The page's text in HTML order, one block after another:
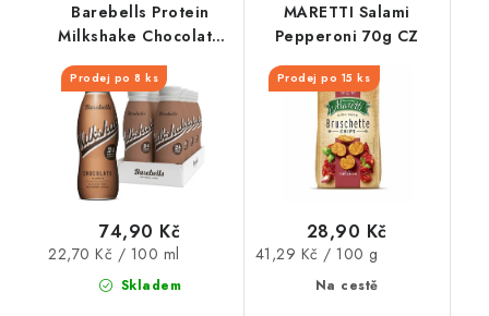
Barebells Protein
Milkshake Chocolate
330 ml
Prodej po 8 ks
Skladem
74,90 Kč
Měrná
22,70 Kč / 100 ml
MARETTI Salami
Pepperoni 70g CZ
Prodej po 15 ks
Na cestě
28,90 Kč
Měrná
41,29 Kč / 100 g